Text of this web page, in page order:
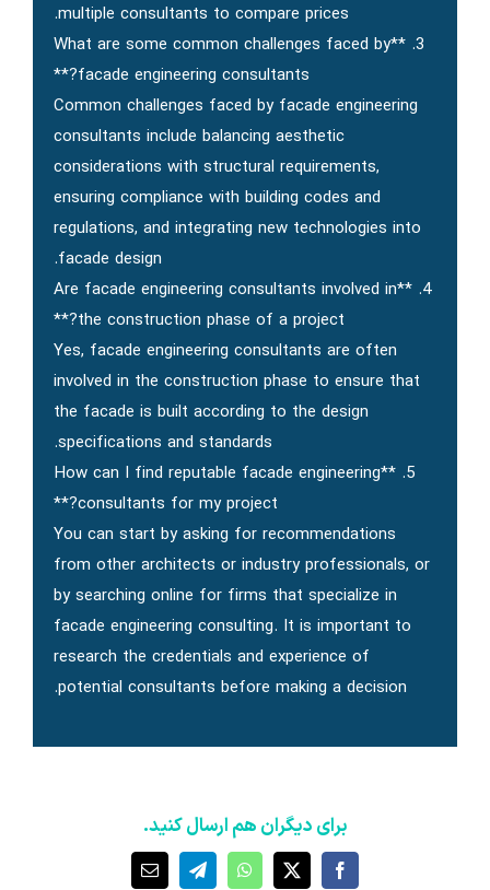
multiple consultants to compare prices.
3. **What are some common challenges faced by
facade engineering consultants?**
Common challenges faced by facade engineering
consultants include balancing aesthetic
considerations with structural requirements,
ensuring compliance with building codes and
regulations, and integrating new technologies into
facade design.
4. **Are facade engineering consultants involved in
the construction phase of a project?**
Yes, facade engineering consultants are often
involved in the construction phase to ensure that
the facade is built according to the design
specifications and standards.
5. **How can I find reputable facade engineering
consultants for my project?**
You can start by asking for recommendations
from other architects or industry professionals, or
by searching online for firms that specialize in
facade engineering consulting. It is important to
research the credentials and experience of
potential consultants before making a decision.
برای دیگران هم ارسال کنید.
Facebook
X
WhatsApp
Telegramایمیل